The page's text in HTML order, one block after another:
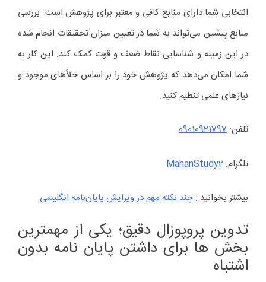
انتخابی شما دارای منابع کافی و معتبر برای پژوهش است. بررسی
منابع پیشین می‌تواند به شما در تعیین میزان تحقیقات انجام شده
در این زمینه و شناسایی نقاط ضعف و قوت کمک کند. این کار به
شما امکان می‌دهد که پژوهش خود را بر اساس خلأهای موجود و
نیازهای علمی تنظیم کنید.
تلفن: 09010921797
تلگرام: MahanStudy2
بیشتر بخوانید : چند نکته مهم در ویرایش پایان‌نامه‌ انگلیسی
تدوین پروپوزال دقیق؛ یکی از مهمترین
بخش ها برای داشتن پایان نامه بدون
اشتباه